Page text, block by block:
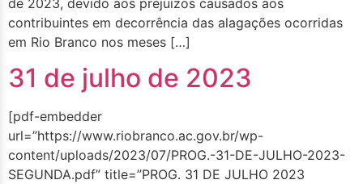
contribuintes em decorrência das alagações ocorridas
em Rio Branco nos meses […]
31 de julho de 2023
[pdf-embedder
url=”https://www.riobranco.ac.gov.br/wp-
content/uploads/2023/07/PROG.-31-DE-JULHO-2023-
SEGUNDA.pdf” title=”PROG. 31 DE JULHO 2023